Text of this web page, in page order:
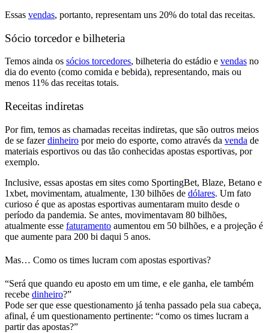
Essas vendas, portanto, representam uns 20% do total das receitas.
Sócio torcedor e bilheteria
Temos ainda os sócios torcedores, bilheteria do estádio e vendas no
dia do evento (como comida e bebida), representando, mais ou
menos 11% das receitas totais.
Receitas indiretas
Por fim, temos as chamadas receitas indiretas, que são outros meios
de se fazerdinheiro por meio do esporte, como através da venda de
materiais esportivos ou das tão conhecidas apostas esportivas, por
exemplo.
Inclusive, essas apostas em sites como SportingBet, Blaze, Betano e
1xbet, movimentam, atualmente, 130 bilhões de dólares. Um fato
curioso é que as apostas esportivas aumentaram muito desde o
período da pandemia. Se antes, movimentavam 80 bilhões,
atualmente esse faturamento aumentou em 50 bilhões, e a projeção é
que aumente para 200 bi daqui 5 anos.
Mas… Como os times lucram com apostas esportivas?
“Será que quando eu aposto em um time, e ele ganha, ele também
recebe dinheiro?”
Pode ser que esse questionamento já tenha passado pela sua cabeça,
afinal, é um questionamento pertinente: “como os times lucram a
partir das apostas?”